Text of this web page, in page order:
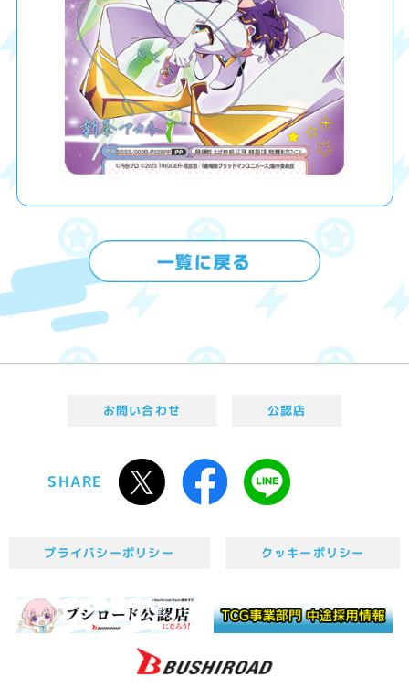
お問い合わせ 公認店
SHARE
プライバシーポリシー クッキーポリシー